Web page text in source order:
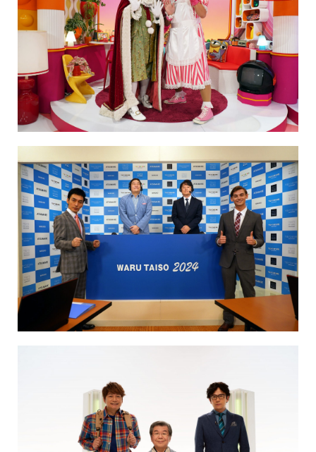
CHIZUSHOP
NAKAMA入会
CHIZULOG
FAQ
お問い合わせ
メールマガジン登録/解除